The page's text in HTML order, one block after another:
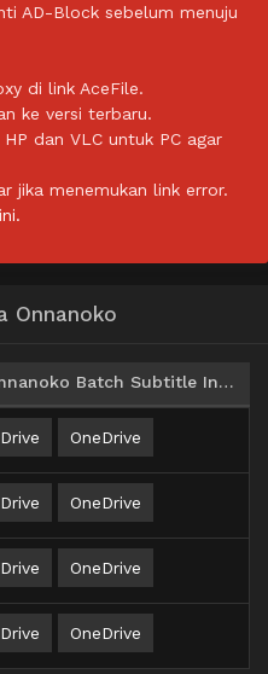
AD-Block sebelum menuju
di link AceFile.
ke versi terbaru.
dan VLC untuk PC agar
jika menemukan link error.
Onnanoko
Download Tomo-chan wa Onnanoko Batch Subtitle Indonesia
OneDrive
OneDrive
OneDrive
OneDrive